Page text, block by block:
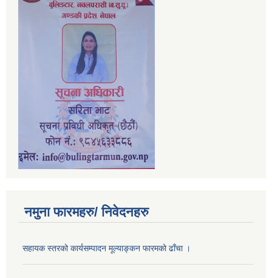
नमुना फारमहरु/ निवेदनहरु
सहायक स्तरको कार्यसम्पादन मूल्याङ्कन फारमको ढाँचा ।